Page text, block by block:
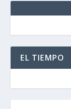
EL TIEMPO